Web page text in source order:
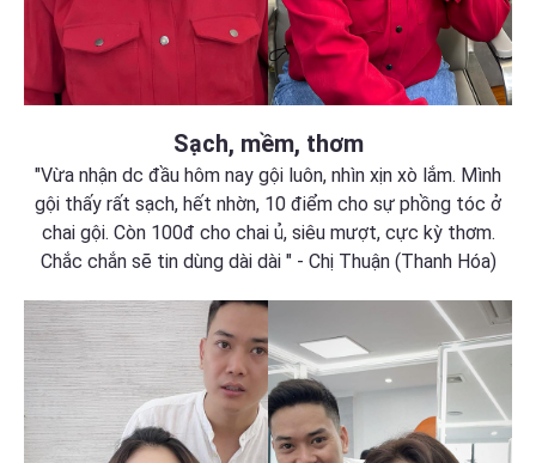
Sạch, mềm, thơm
"Vừa nhận dc đầu hôm nay gội luôn, nhìn xịn xò lắm. Mình
gội thấy rất sạch, hết nhờn, 10 điểm cho sự phồng tóc ở
chai gội. Còn 100đ cho chai ủ, siêu mượt, cực kỳ thơm.
Chắc chắn sẽ tin dùng dài dài " - Chị Thuận (Thanh Hóa)